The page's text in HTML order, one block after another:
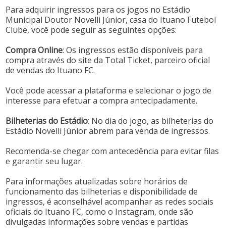
​Para adquirir ingressos para os jogos no Estádio
Municipal Doutor Novelli Júnior, casa do Ituano Futebol
Clube, você pode seguir as seguintes opções:​
Compra Online: Os ingressos estão disponíveis para
compra através do site da Total Ticket, parceiro oficial
de vendas do Ituano FC.
Você pode acessar a plataforma e selecionar o jogo de
interesse para efetuar a compra antecipadamente. ​
Bilheterias do Estádio: No dia do jogo, as bilheterias do
Estádio Novelli Júnior abrem para venda de ingressos.
Recomenda-se chegar com antecedência para evitar filas
e garantir seu lugar. ​
Para informações atualizadas sobre horários de
funcionamento das bilheterias e disponibilidade de
ingressos, é aconselhável acompanhar as redes sociais
oficiais do Ituano FC, como o Instagram, onde são
divulgadas informações sobre vendas e partidas